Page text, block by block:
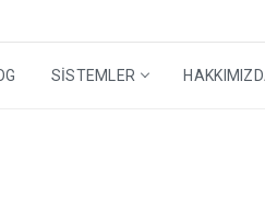
SISTEMLER